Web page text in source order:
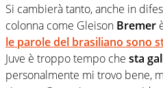
Si cambierà tanto, anche in
colonna come Gleison Bremer
le parole del brasiliano sono
Juve è troppo tempo che sta
personalmente mi trovo bene,